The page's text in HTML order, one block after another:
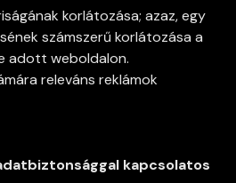
korlátozása; azaz, egy
számszerű korlátozása a
adott weboldalon.
releváns reklámok
kapcsolatos